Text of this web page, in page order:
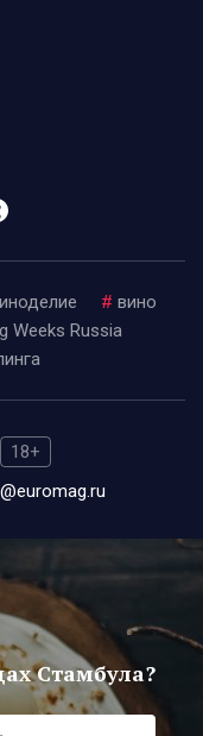
# вино
Weeks Russia
18+
Стамбула?